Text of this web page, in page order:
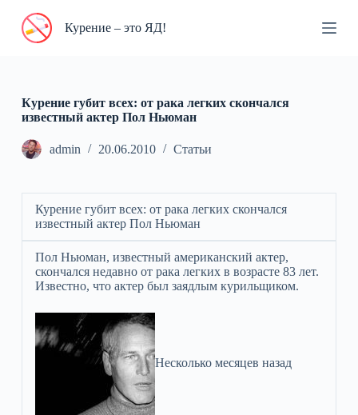
П
и
к
у
Курение – это ЯД!
Курение губит всех: от рака легких скончался
известный актер Пол Ньюман
admin 20.06.2010 Статьи
Курение губит всех: от рака легких скончался
известный актер Пол Ньюман
Пол Ньюман, известный американский актер,
скончался недавно от рака легких в возрасте 83 лет.
Известно, что актер был заядлым курильщиком.
Несколько месяцев назад